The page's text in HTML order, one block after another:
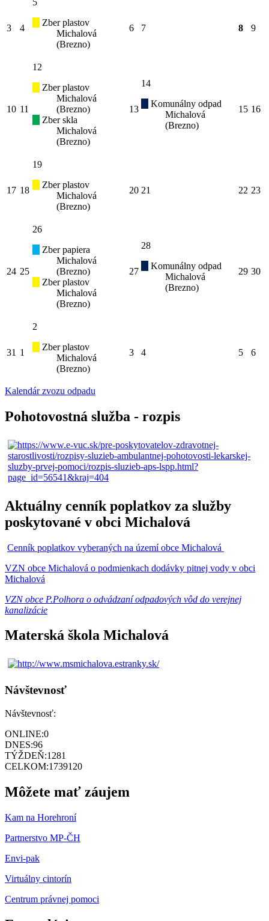
3 4
5
Zber plastov
Michalová
(Brezno)
6 7 8 9
10 11
12
Zber plastov
Michalová
(Brezno)
Zber skla
Michalová
(Brezno)
13
14
Komunálny odpad
Michalová
(Brezno)
15 16
17 18
19
Zber plastov
Michalová
(Brezno)
20 21 22 23
24 25
26
Zber papiera
Michalová
(Brezno)
Zber plastov
Michalová
(Brezno)
27
28
Komunálny odpad
Michalová
(Brezno)
29 30
31 1
2
Zber plastov
Michalová
(Brezno)
3 4 5 6
Kalendár zvozu odpadu
Pohotovostná služba - rozpis
Aktuálny cenník poplatkov za služby
poskytované v obci Michalová
Cenník poplatkov vyberaných na území obce Michalová
VZN obce Michalová o podmienkach dodávky pitnej vody v obci
Michalová
VZN obce P.Polhora o odvádzaní odpadových vôd do verejnej
kanalizácie
Materská škola Michalová
Návštevnosť
Návštevnosť:
ONLINE:0
DNES:96
TÝŽDEŇ:1281
CELKOM:1739120
Môžete mať záujem
Kam na Horehroní
Partnerstvo MP-ČH
Envi-pak
Virtuálny cintorín
Centrum právnej pomoci